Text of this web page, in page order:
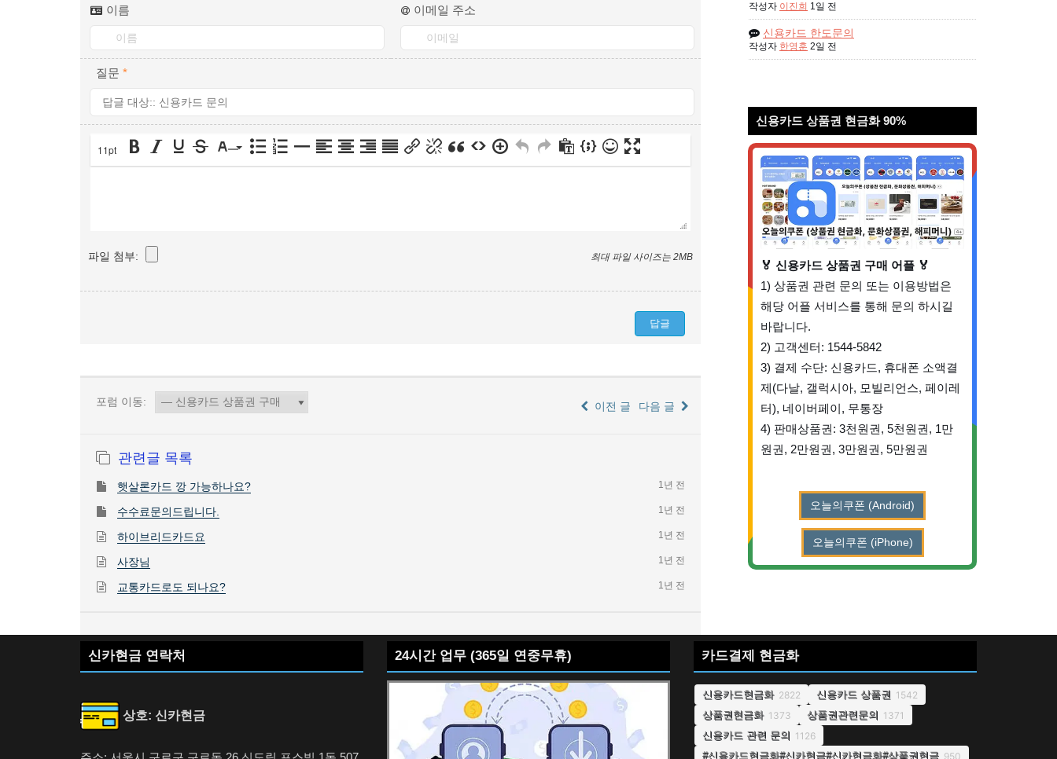
이름 이메일 주소
질문 *
11pt
파일 첨부: 최대 파일 사이즈는 2MB
포럼 이동: 이전 글 다음 글
관련글 목록
햇살론카드 깡 가능하나요? 1년 전
수수료문의드립니다. 1년 전
하이브리드카드요 1년 전
사장님 1년 전
교통카드로도 되나요? 1년 전
작성자 이진희 1일 전
신용카드 한도문의
작성자 한영훈 2일 전
신용카드 상품권 현금화 90%
🏅 신용카드 상품권 구매 어플 🏅
1) 상품권 관련 문의 또는 이용방법은
해당 어플 서비스를 통해 문의 하시길
바랍니다.
2) 고객센터: 1544-5842
3) 결제 수단: 신용카드, 휴대폰 소액결
제(다날, 갤럭시아, 모빌리언스, 페이레
터), 네이버페이, 무통장
4) 판매상품권: 3천원권, 5천원권, 1만
원권, 2만원권, 3만원권, 5만원권
오늘의쿠폰 (Android)
오늘의쿠폰 (iPhone)
신카현금 연락처
상호: 신카현금
24시간 업무 (365일 연중무휴) 카드결제 현금화
신용카드현금화 2822 신용카드 상품권 1542
상품권현금화 1373 상품권관련문의 1371
신용카드 관련 문의 1126
#신용카드현금화#신카현금#신카현금화#상품권현금 950